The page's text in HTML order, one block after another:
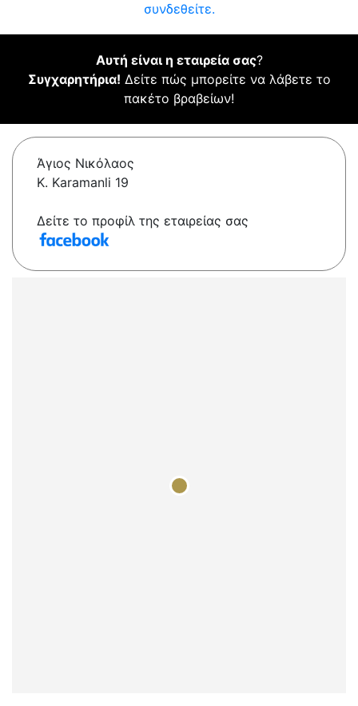
συνδεθείτε.
Αυτή είναι η εταιρεία σας?
Συγχαρητήρια! Δείτε πώς μπορείτε να λάβετε το
πακέτο βραβείων!
Άγιος Νικόλαος
K. Karamanli 19
Δείτε το προφίλ της εταιρείας σας